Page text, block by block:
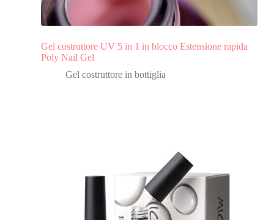
Gel costruttore UV 5 in 1 in blocco Estensione rapida
Poly Nail Gel
Gel costruttore in bottiglia